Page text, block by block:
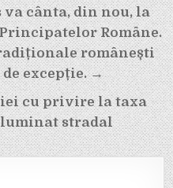
cânta, din nou, la
Române.
românești
excepție. →
cu privire la taxa
stradal